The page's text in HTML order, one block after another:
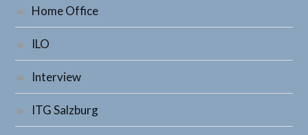
Home Office
ILO
Interview
ITG Salzburg